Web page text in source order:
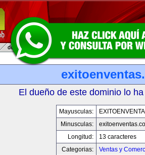
El dueño de este dominio lo
Mayusculas:
Minusculas:
Longitud:
13 caracteres
Categorias:
Ventas y